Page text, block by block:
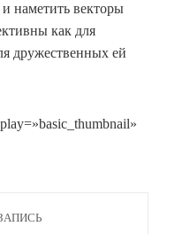
наметить векторы
как для
дружественных ей